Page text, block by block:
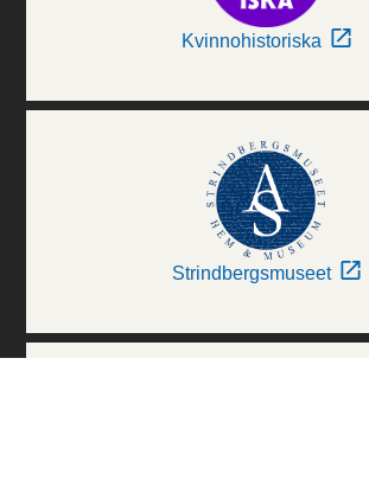
Kvinnohistoriska
Strindbergsmuseet